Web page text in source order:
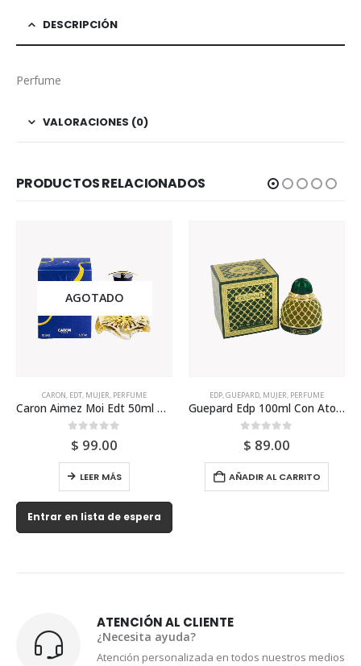
DESCRIPCIÓN
Perfume
VALORACIONES (0)
PRODUCTOS RELACIONADOS
AGOTADO
CARON EDT MUJER PERFUME
Caron Aimez Moi Edt 50ml Para Mujer
0out of 5
$ 99.00
LEER MÁS
Entrar en lista de espera
EDP GUEPARD MUJER PERFUME
Guepard Edp 100ml Con Atomizador Para Mujer
0out of 5
$ 89.00
AÑADIR AL CARRITO
ATENCIÓN AL CLIENTE
¿Necesita ayuda?
Atención personalizada en todos nuestros medios